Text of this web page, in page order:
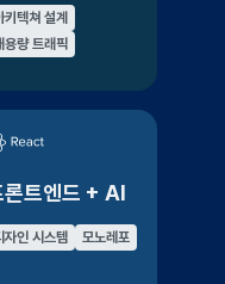
키텍쳐 설계
용량 트래픽
론트엔드 + AI
자인 시스템 모노레포